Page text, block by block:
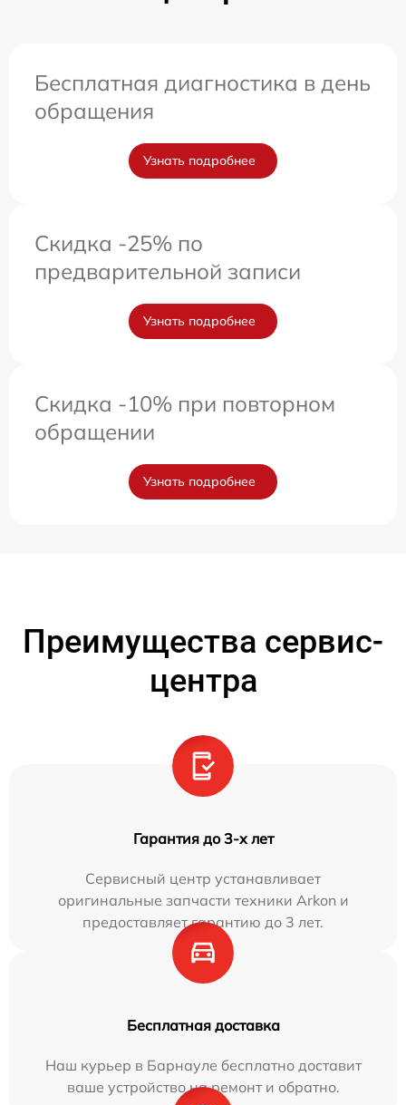
Бесплатная диагностика в день
обращения
Узнать подробнее
Скидка -25% по
предварительной записи
Узнать подробнее
Скидка -10% при повторном
обращении
Узнать подробнее
Преимущества сервис-
центра
Гарантия до 3-х лет
Сервисный центр устанавливает
оригинальные запчасти техники Arkon и
предоставляет гарантию до 3 лет.
Бесплатная доставка
Наш курьер в Барнауле бесплатно доставит
ваше устройство на ремонт и обратно.